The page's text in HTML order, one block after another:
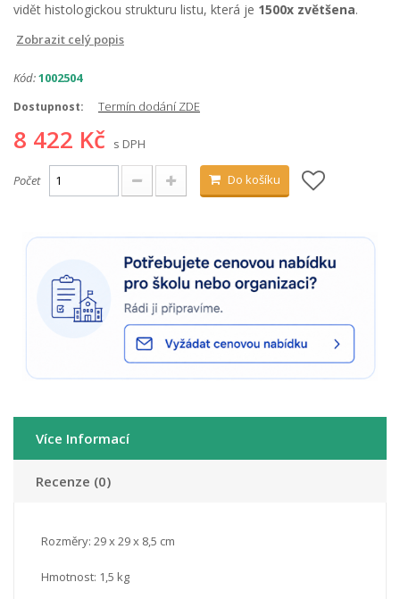
vidět histologickou strukturu listu, která je 1500x zvětšena.
Zobrazit celý popis
Kód:1002504
Dostupnost: Termín dodání ZDE
8 422 Kč s DPH
Počet Do košíku
Více Informací
Recenze (0)
Rozměry: 29 x 29 x 8,5 cm
Hmotnost: 1,5 kg